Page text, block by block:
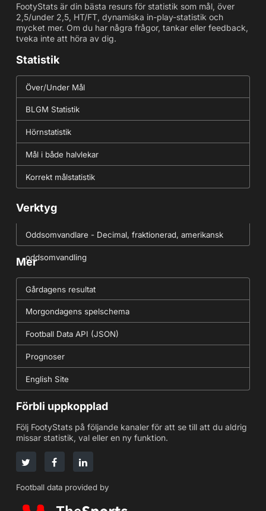
FootyStats är din bästa resurs för statistik som mål, över
2,5/under 2,5, HT/FT, dynamiska in-play-statistik och
mycket mer. Om du har några frågor, tankar eller feedback,
tveka inte att höra av dig.
Statistik
Över/Under Mål
BLGM Statistik
Hörnstatistik
Mål i både halvlekar
Korrekt målstatistik
Verktyg
Oddsomvandlare - Decimal, fraktionerad, amerikansk
oddsomvandling
Mer
Gårdagens resultat
Morgondagens spelschema
Football Data API (JSON)
Prognoser
English Site
Förbli uppkopplad
Följ FootyStats på följande kanaler för att se till att du aldrig
missar statistik, val eller en ny funktion.
Football data provided by